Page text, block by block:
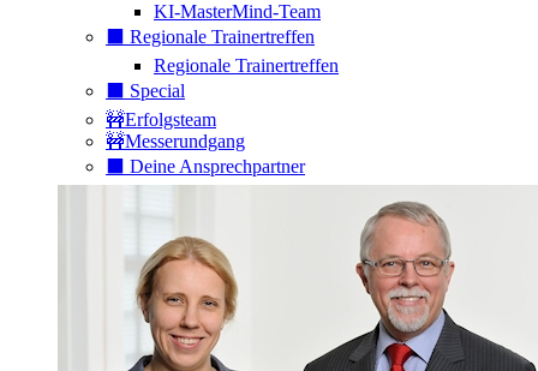
KI-MasterMind-Team
⬛️ Regionale Trainertreffen
Regionale Trainertreffen
⬛️ Special
🚧Erfolgsteam
🚧Messerundgang
⬛️ Deine Ansprechpartner